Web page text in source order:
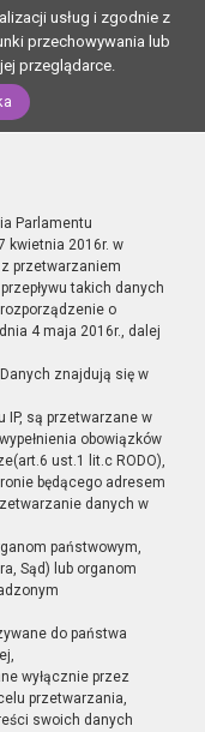
usług i zgodnie z
przechowywania lub
przeglądarce.
Parlamentu
kwietnia 2016r. w
przetwarzaniem
takich danych
o
4 maja 2016r., dalej
znajdują się w
IP, są przetwarzane w
obowiązków
ust.1 lit.c RODO),
będącego adresem
danych w
państwowym,
Sąd) lub organom
do państwa
wyłącznie przez
przetwarzania,
swoich danych